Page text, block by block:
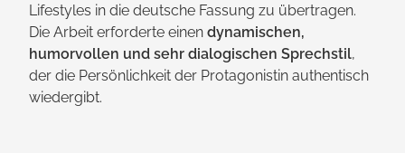
Lifestyles in die deutsche Fassung zu übertragen.
Die Arbeit erforderte einen dynamischen,
humorvollen und sehr dialogischen Sprechstil,
der die Persönlich­keit der Protagonistin authentisch
wiedergibt.